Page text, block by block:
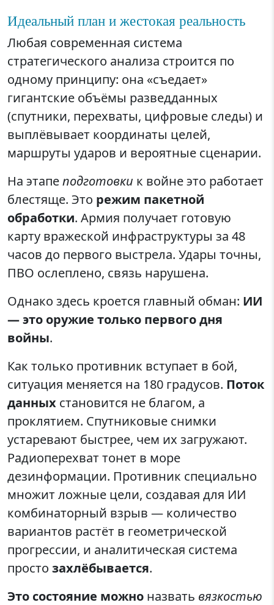
Идеальный план и жестокая реальность
Любая современная система
стратегического анализа строится по
одному принципу: она «съедает»
гигантские объёмы разведданных
(спутники, перехваты, цифровые следы) и
выплёвывает координаты целей,
маршруты ударов и вероятные сценарии.
На этапеподготовки к войне это работает
блестяще. Это режим пакетной
обработки. Армия получает готовую
карту вражеской инфраструктуры за 48
часов до первого выстрела. Удары точны,
ПВО ослеплено, связь нарушена.
Однако здесь кроется главный обман: ИИ
— это оружие только первого дня
войны.
Как только противник вступает в бой,
ситуация меняется на 180 градусов. Поток
данных становится не благом, а
проклятием. Спутниковые снимки
устаревают быстрее, чем их загружают.
Радиоперехват тонет в море
дезинформации. Противник специально
множит ложные цели, создавая для ИИ
комбинаторный взрыв — количество
вариантов растёт в геометрической
прогрессии, и аналитическая система
просто захлёбывается.
Это состояние можно назвать вязкостью